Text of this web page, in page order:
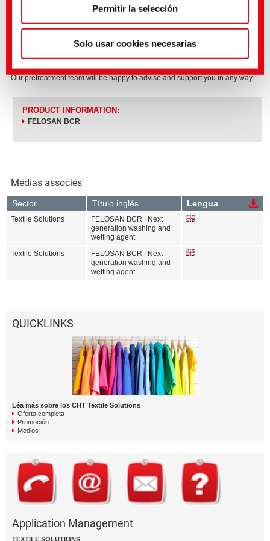
Permitir la selección
Solo usar cookies necesarias
versatility and performance of FELOSAN BCR.
technical details can be found in the ePaper and technical flyer.
Our pretreatment team will be happy to advise and support you in any way.
PRODUCT INFORMATION:
FELOSAN BCR
Médias associés
Sector Título inglés Lengua
Textile Solutions
FELOSAN BCR | Next
generation washing and
wetting agent
Textile Solutions
FELOSAN BCR | Next
generation washing and
wetting agent
QUICKLINKS
Léa más sobre los CHT Textile Solutions
Oferta completa
Promoción
Medios
Application Management
TEXTILE SOLUTIONS